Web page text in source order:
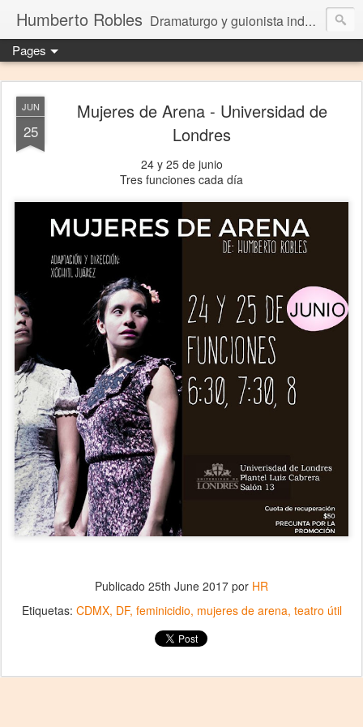
Humberto Robles Dramaturgo y guionista independiente
Pages
JUN
25
Mujeres de Arena - Universidad de
Londres
24 y 25 de junio
Tres funciones cada día
Publicado 25th June 2017 por HR
Etiquetas: CDMX DF feminicidio mujeres de arena teatro útil